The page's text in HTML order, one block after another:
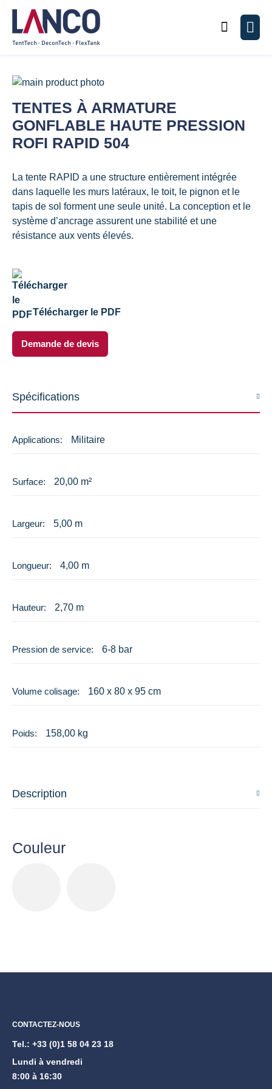
Chercher
TENTES À ARMATURE
GONFLABLE HAUTE PRESSION
ROFI RAPID 504
La tente RAPID a une structure entièrement intégrée
dans laquelle les murs latéraux, le toit, le pignon et le
tapis de sol forment une seule unité. La conception et le
système d’ancrage assurent une stabilité et une
résistance aux vents élevés.
Télécharger le PDF
Demande de devis
Passer
la
fin
de
d’images
au
début
de
d’images
Spécifications
Militaire
20,00 m²
5,00 m
4,00 m
2,70 m
6-8 bar
160 x 80 x 95 cm
158,00 kg
Description
Couleur
CONTACTEZ-NOUS
Tel.: +33 (0)1 58 04 23 18
Lundi à vendredi
8:00 à 16:30